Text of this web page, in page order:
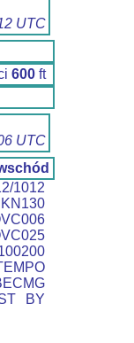
UTC
600 ft
UTC
BY